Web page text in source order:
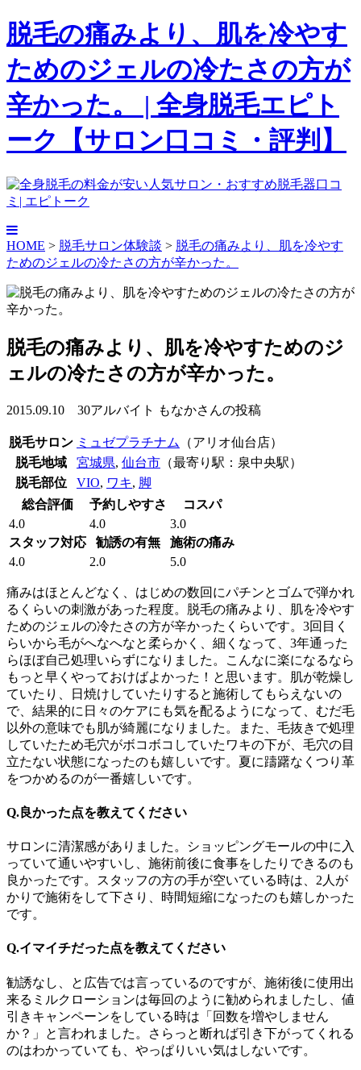
脱毛の痛みより、肌を冷やす
ためのジェルの冷たさの方が
辛かった。 | 全身脱毛エピト
ーク【サロン口コミ・評判】
HOME > 脱毛サロン体験談 > 脱毛の痛みより、肌を冷やす
ためのジェルの冷たさの方が辛かった。
脱毛の痛みより、肌を冷やすためのジ
ェルの冷たさの方が辛かった。
2015.09.10 30アルバイト もなかさんの投稿
脱毛サロン ミュゼプラチナム
（アリオ仙台店）
脱毛地域
宮城県, 仙台市 （最寄り駅：泉中央駅）
脱毛部位
VIO, ワキ, 脚
総合評価
予約しやすさ
コスパ
4.0
4.0
3.0
スタッフ対応
勧誘の有無
施術の痛み
4.0
2.0 5.0
痛みはほとんどなく、はじめの数回にパチンとゴムで弾かれ
るくらいの刺激があった程度。脱毛の痛みより、肌を冷やす
ためのジェルの冷たさの方が辛かったくらいです。3回目く
らいから毛がへなへなと柔らかく、細くなって、3年通った
らほぼ自己処理いらずになりました。こんなに楽になるなら
もっと早くやっておけばよかった！と思います。肌が乾燥し
ていたり、日焼けしていたりすると施術してもらえないの
で、結果的に日々のケアにも気を配るようになって、むだ毛
以外の意味でも肌が綺麗になりました。また、毛抜きで処理
していたため毛穴がボコボコしていたワキの下が、毛穴の目
立たない状態になったのも嬉しいです。夏に躊躇なくつり革
をつかめるのが一番嬉しいです。
Q.良かった点を教えてください
サロンに清潔感がありました。ショッピングモールの中に入
っていて通いやすいし、施術前後に食事をしたりできるのも
良かったです。スタッフの方の手が空いている時は、2人が
かりで施術をして下さり、時間短縮になったのも嬉しかった
です。
Q.イマイチだった点を教えてください
勧誘なし、と広告では言っているのですが、施術後に使用出
来るミルクローションは毎回のように勧められましたし、値
引きキャンペーンをしている時は「回数を増やしません
か？」と言われました。さらっと断れば引き下がってくれる
のはわかっていても、やっぱりいい気はしないです。